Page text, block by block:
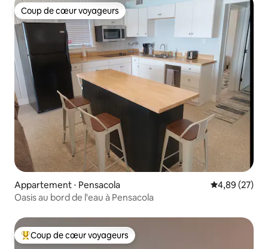
Coup de cœur voyageurs
Coup de cœur voyageurs
Appartement ⋅ Pensacola Évaluation
4,89 (27)
Oasis au bord de l'eau à Pensacola
Coups de cœur voyageurs les plus appréciés
Coup de cœur voyageurs